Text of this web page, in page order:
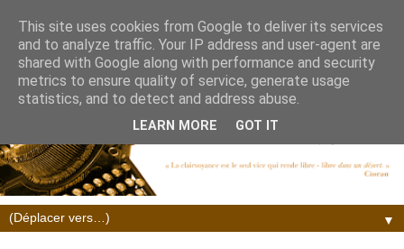
▼
This site uses cookies from Google to deliver its services
and to analyze traffic. Your IP address and user-agent are
shared with Google along with performance and security
metrics to ensure quality of service, generate usage
statistics, and to detect and address abuse.
LEARN MORE GOT IT